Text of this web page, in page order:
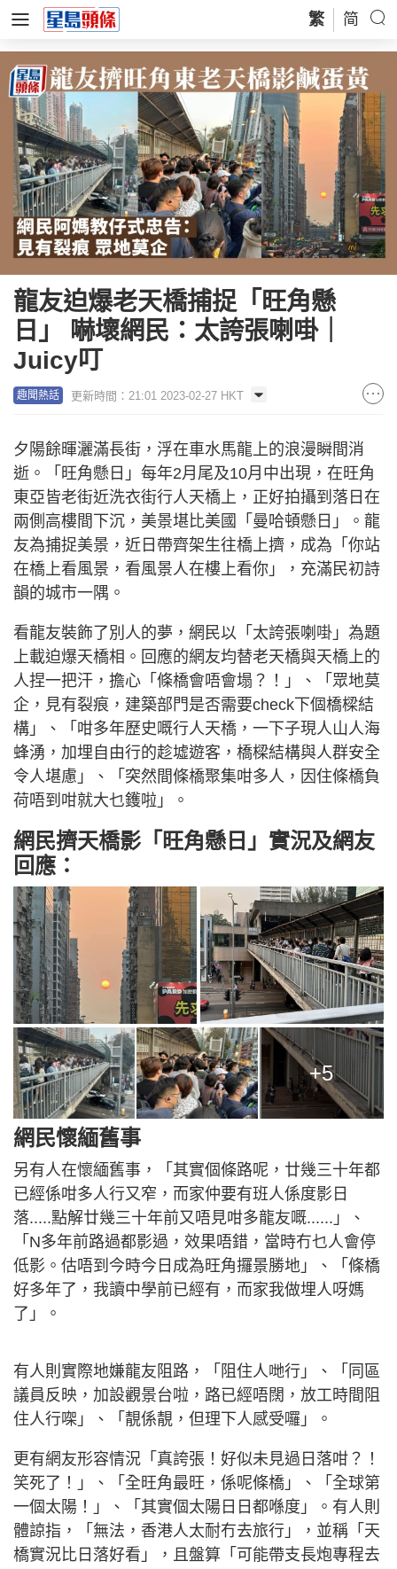
繁 简
龍友迫爆老天橋捕捉「旺角懸
日」 嚇壞網民：太誇張喇啩｜
Juicy叮
趣聞熱話 更新時間：21:01 2023-02-27 HKT
夕陽餘暉灑滿長街，浮在車水馬龍上的浪漫瞬間消
逝。「旺角懸日」每年2月尾及10月中出現，在旺角
東亞皆老街近洗衣街行人天橋上，正好拍攝到落日在
兩側高樓間下沉，美景堪比美國「曼哈頓懸日」。龍
友為捕捉美景，近日帶齊架生往橋上擠，成為「你站
在橋上看風景，看風景人在樓上看你」，充滿民初詩
韻的城市一隅。
看龍友裝飾了別人的夢，網民以「太誇張喇啩」為題
上載迫爆天橋相。回應的網友均替老天橋與天橋上的
人捏一把汗，擔心「條橋會唔會塌？！」、「眾地莫
企，見有裂痕，建築部門是否需要check下個橋樑結
構」、「咁多年歷史嘅行人天橋，一下子現人山人海
蜂湧，加埋自由行的趁墟遊客，橋樑結構與人群安全
令人堪慮」、「突然間條橋聚集咁多人，因住條橋負
荷唔到咁就大乜鑊啦」。
網民擠天橋影「旺角懸日」實況及網友
回應：
+5
網民懷緬舊事
另有人在懷緬舊事，「其實個條路呢，廿幾三十年都
已經係咁多人行又窄，而家仲要有班人係度影日
落.....點解廿幾三十年前又唔見咁多龍友嘅......」、
「N多年前路過都影過，效果唔錯，當時冇乜人會停
低影。估唔到今時今日成為旺角攞景勝地」、「條橋
好多年了，我讀中學前已經有，而家我做埋人呀媽
了」。
有人則實際地嫌龍友阻路，「阻住人哋行」、「同區
議員反映，加設觀景台啦，路已經唔闊，放工時間阻
住人行㗎」、「靚係靚，但理下人感受囉」。
更有網友形容情況「真誇張！好似未見過日落咁？！
笑死了！」、「全旺角最旺，係呢條橋」、「全球第
一個太陽！」、「其實個太陽日日都喺度」。有人則
體諒指，「無法，香港人太耐冇去旅行」，並稱「天
橋實況比日落好看」，且盤算「可能帶支長炮專程去